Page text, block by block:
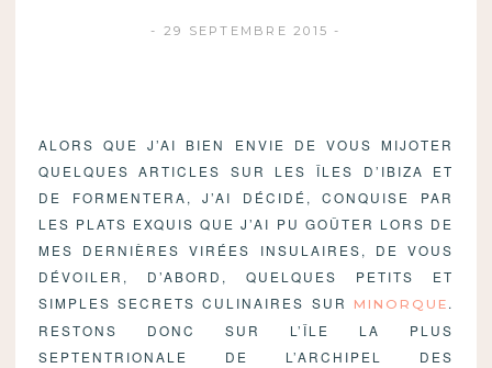
29 SEPTEMBRE 2015
ALORS QUE J’AI BIEN ENVIE DE VOUS MIJOTER
QUELQUES ARTICLES SUR LES ÎLES D’IBIZA ET
DE FORMENTERA, J’AI DÉCIDÉ, CONQUISE PAR
LES PLATS EXQUIS QUE J’AI PU GOÛTER LORS DE
MES DERNIÈRES VIRÉES INSULAIRES, DE VOUS
DÉVOILER, D’ABORD, QUELQUES PETITS ET
SIMPLES SECRETS CULINAIRES SUR
MINORQUE .
RESTONS DONC SUR L’ÎLE LA PLUS
SEPTENTRIONALE DE L’ARCHIPEL DES